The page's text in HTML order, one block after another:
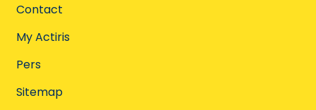
Contact
My Actiris
Pers
Sitemap